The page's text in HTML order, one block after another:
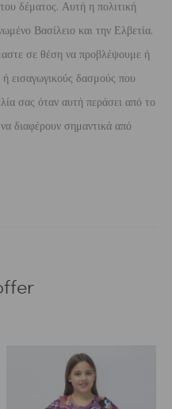
δέματος. Αυτή η πολιτική
Βασίλειο και την Ελβετία.
σε θέση να προβλέψουμε ή
εισαγωγικούς δασμούς που
σας όταν αυτή περάσει από το
διαφέρουν σημαντικά από